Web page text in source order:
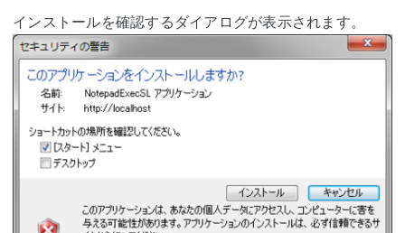
インストールを確認するダイアログが表示されます。